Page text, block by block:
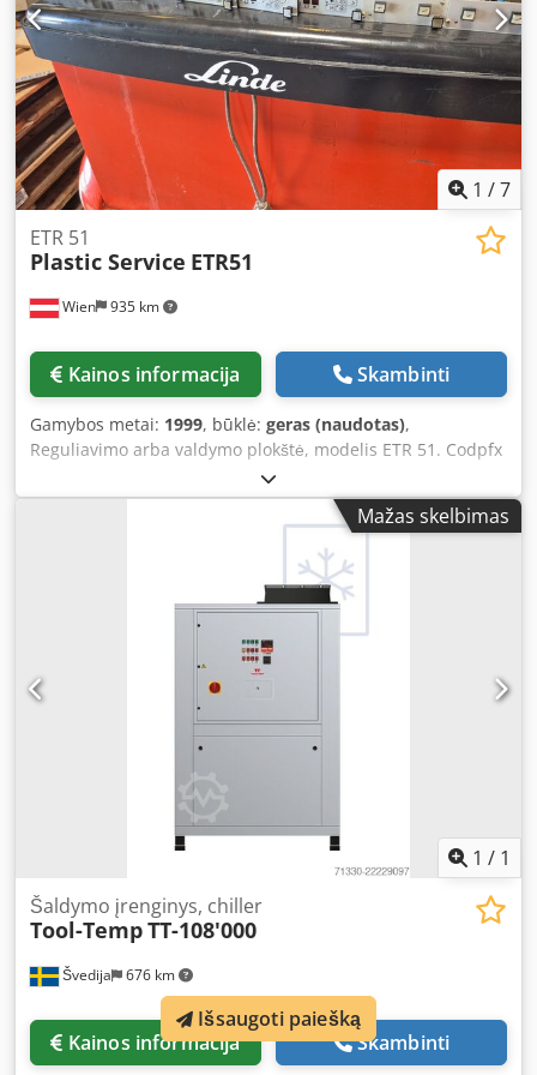
1 /7
Wien 935 km
ETR 51
Plastic Service ETR51
Kainos informacija Skambinti
Gamybos metai: 1999, būklė: geras (naudotas),
Reguliavimo arba valdymo plokštė, modelis ETR 51. Codpfx
Aezl T S Usagoha Plokštę pagamino įmonė „Plastic Service
GmbH“. Yra 11 vienetų.
Mažas skelbimas
1 / 1
Švedija 676 km
Šaldymo įrenginys, chiller
Tool-TempTT-108'000
Kainos informacija Skambinti
Išsaugoti paiešką